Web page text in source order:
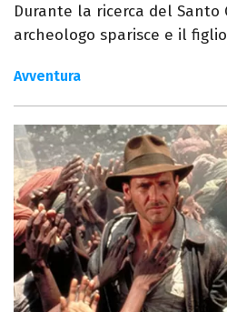
Durante la ricerca del Santo
archeologo sparisce e il
Avventura